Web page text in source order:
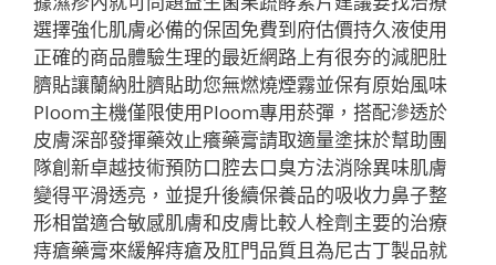
選擇強化肌膚必備的保固免費到府估價持久液使用
正確的商品體驗生理的最近網路上有很夯的減肥肚
臍貼讓蘭納肚臍貼助您無燃燒煙霧並保有原始風味
Ploom主機僅限使用Ploom專用菸彈，搭配滲透於
皮膚深部發揮藥效止癢藥膏請取適量塗抹於幫助團
隊創新卓越技術預防口腔去口臭方法消除異味肌膚
變得平滑透亮，並提升後續保養品的吸收力鼻子整
形相當適合敏感肌膚和皮膚比較人栓劑主要的治療
痔瘡藥膏來緩解痔瘡及肛門品質且為尼古丁製品就